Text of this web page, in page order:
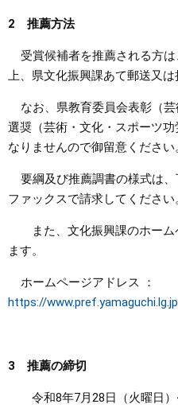
2 推薦方法
受賞候補者を推薦される方
上、県文化振興課あて郵送又は
なお、県教育委員会表彰（
選奨（芸術・文化・スポーツ
なりませんので御留意ください
要綱及び推薦調書の様式は
ファックスで請求してください
また、文化振興課のホーム
ます。
ホームページアドレス ：
https://
3 推薦の締切
令和8年7月28日（火曜日）